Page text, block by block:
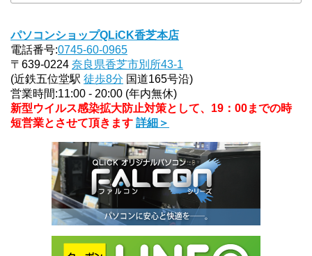
パソコンショップQLiCK香芝本店
電話番号:0745-60-0965
〒639-0224 奈良県香芝市別所43-1
(近鉄五位堂駅 徒歩8分 国道165号沿)
営業時間:11:00 - 20:00 (年内無休)
新型ウイルス感染拡大防止対策として、19：00までの時
短営業とさせて頂きます 詳細＞